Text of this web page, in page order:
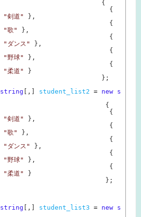
{
{
"剣道" } ,
{
"歌" } ,
{
"ダンス" } ,
{
"野球" } ,
{
"柔道"
}
} ;
string
, student_list2 = new s
{
{
"剣道" } ,
{
"歌" } ,
{
"ダンス" } ,
{
"野球" } ,
{
"柔道"
}
} ;
string , student_list3 = new s